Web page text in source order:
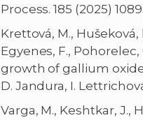
Process. 185 (2025)
Krettová, M., Hušeková,
Egyenes, F., Pohorelec,
growth of gallium oxide
D. Jandura, I.
Varga, M., Keshtkar, J.,